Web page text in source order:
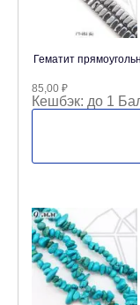
Гематит
85,00 ₽
Кешбэк: до 1